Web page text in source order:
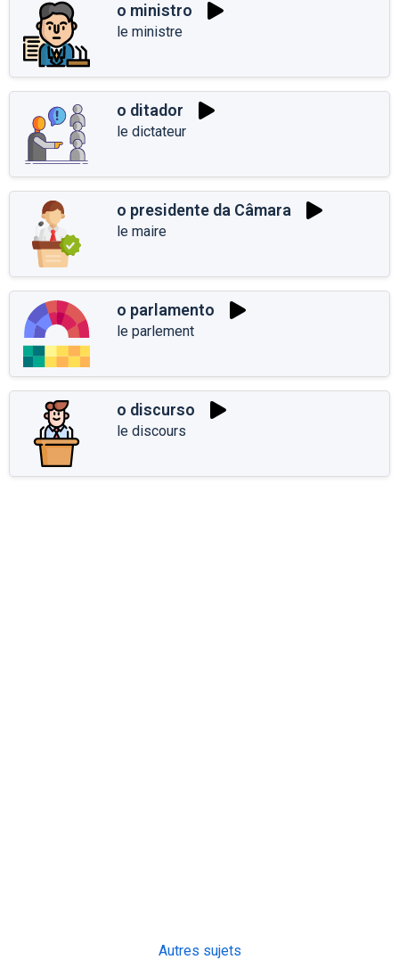
o ministro
le ministre
o ditador
le dictateur
o presidente da Câmara
le maire
o parlamento
le parlement
o discurso
le discours
Autres sujets